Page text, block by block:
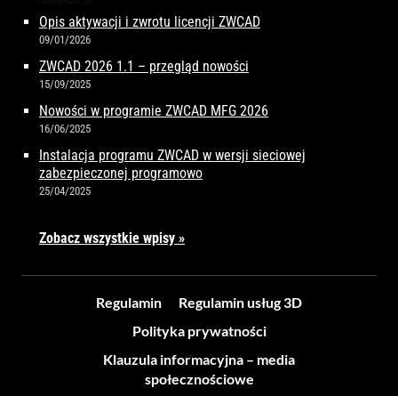
Opis aktywacji i zwrotu licencji ZWCAD
09/01/2026
ZWCAD 2026 1.1 – przegląd nowości
15/09/2025
Nowości w programie ZWCAD MFG 2026
16/06/2025
Instalacja programu ZWCAD w wersji sieciowej
zabezpieczonej programowo
25/04/2025
Zobacz wszystkie wpisy »
Regulamin
Regulamin usług 3D
Polityka prywatności
Klauzula informacyjna – media
społecznościowe